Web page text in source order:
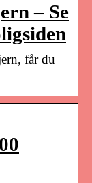
– Se
får du